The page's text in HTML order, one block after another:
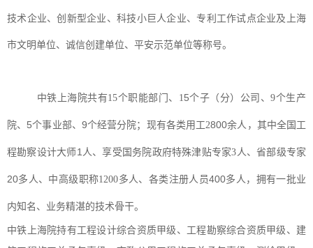
技术企业、创新型企业、科技小巨人企业、专利工作试点企业及上海
市文明单位、诚信创建单位、平安示范单位等称号。
中铁上海院共有15个职能部门、15个子（分）公司、9个生产
院、 5个事业部、9个经营分院；现有各类用工2800余人，其中全国工
程勘察设计大师1人、享受国务院政府特殊津贴专家3 人、省部级专家
20多人 、中高级职称1200多人、 各类注册人员400多人，拥有一批业
内知名、业务精湛的技术骨干。
中铁上海院持有工程设计综合资质甲级、工程勘察综合资质甲级、建